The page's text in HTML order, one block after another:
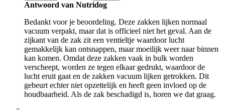
Antwoord van Nutridog
Bedankt voor je beoordeling. Deze zakken lijken normaal
vacuum verpakt, maar dat is officieel niet het geval. Aan de
zijkant van de zak zit een ventieltje waardoor lucht
gemakkelijk kan ontsnappen, maar moeilijk weer naar binnen
kan komen. Omdat deze zakken vaak in bulk worden
verscheept, worden ze tegen elkaar gedrukt, waardoor de
lucht eruit gaat en de zakken vacuum lijken getrokken. Dit
gebeurt echter niet opzettelijk en heeft geen invloed op de
houdbaarheid. Als de zak beschadigd is, horen we dat graag.